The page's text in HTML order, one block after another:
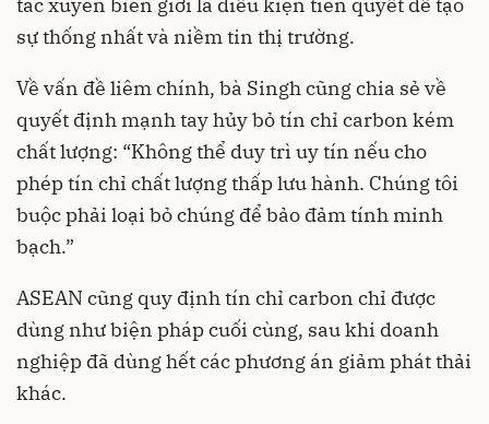
sự thống nhất và niềm tin thị trường.
Về vấn đề liêm chính, bà Singh cũng chia sẻ về
quyết định mạnh tay hủy bỏ tín chỉ carbon kém
chất lượng: “Không thể duy trì uy tín nếu cho
phép tín chỉ chất lượng thấp lưu hành. Chúng tôi
buộc phải loại bỏ chúng để bảo đảm tính minh
bạch.”
ASEAN cũng quy định tín chỉ carbon chỉ được
dùng như biện pháp cuối cùng, sau khi doanh
nghiệp đã dùng hết các phương án giảm phát thải
khác.